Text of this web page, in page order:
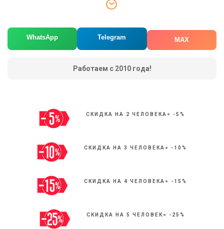
WhatsApp Telegram MAX
Работаем с 2010 года!
СКИДКА НА 2 ЧЕЛОВЕКА= -5%
СКИДКА НА 3 ЧЕЛОВЕКА= -10%
СКИДКА НА 4 ЧЕЛОВЕКА= -15%
СКИДКА НА 5 ЧЕЛОВЕК= -25%